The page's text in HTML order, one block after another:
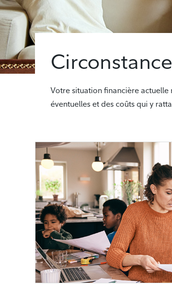
Votre situation financière actuelle
éventuelles et des coûts qui y